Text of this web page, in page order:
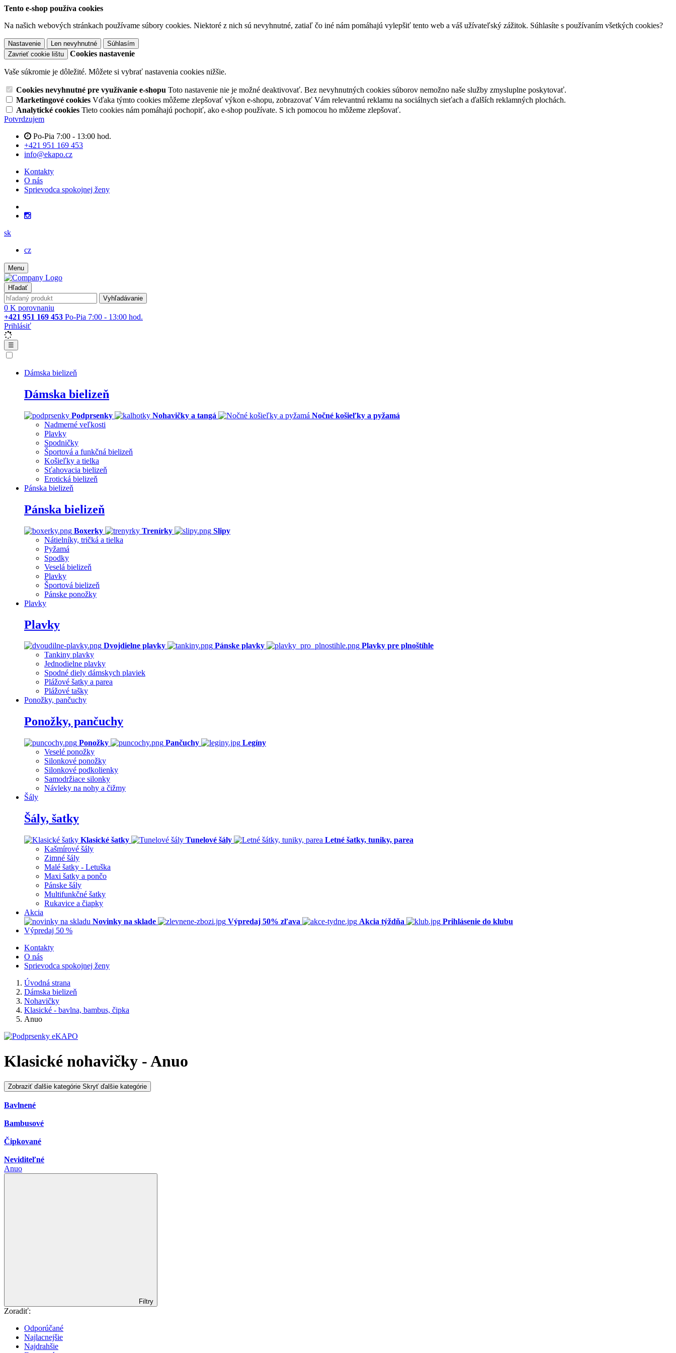
Tento e-shop používa cookies
Na našich webových stránkach používame súbory cookies. Niektoré z nich sú nevyhnutné, zatiaľ čo iné nám pomáhajú vylepšiť tento web a váš užívateľský zážitok. Súhlasíte s používaním všetkých cookies?
Nastavenie Len nevyhnutné
Súhlasím
Zavrieť cookie lištu
Cookies nastavenie
Vaše súkromie je dôležité. Môžete si vybrať nastavenia cookies nižšie.
Cookies nevyhnutné pre využívanie e-shopu Toto nastavenie nie je možné deaktivovať. Bez nevyhnutných cookies súborov nemožno naše služby zmysluplne poskytovať.
Marketingové cookies Vďaka týmto cookies môžeme zlepšovať výkon e-shopu, zobrazovať Vám relevantnú reklamu na sociálnych sieťach a ďalších reklamných plochách.
Analytické cookies Tieto cookies nám pomáhajú pochopiť, ako e-shop používate. S ich pomocou ho môžeme zlepšovať.
Potvrdzujem
Po-Pia 7:00 - 13:00 hod.
+421 951 169 453
info@ekapo.cz
Kontakty
O nás
Sprievodca spokojnej ženy
sk
cz
Menu
Hľadať
Vyhľadávanie
0 K porovnaniu
+421 951 169 453 Po-Pia 7:00 - 13:00 hod.
Prihlásiť
☰
Dámska bielizeň
Dámska bielizeň
Podprsenky Nohavičky a tangá
Nočné košieľky a pyžamá
Nadmerné veľkosti
Plavky
Spodničky
Športová a funkčná bielizeň
Košieľky a tielka
Sťahovacia bielizeň
Erotická bielizeň
Pánska bielizeň
Pánska bielizeň
Boxerky Trenírky
Slipy
Nátielníky, tričká a tielka
Pyžamá
Spodky
Veselá bielizeň
Plavky
Športová bielizeň
Pánske ponožky
Plavky
Plavky
Dvojdielne plavky Pánske plavky
Plavky pre plnoštíhle
Tankiny plavky
Jednodielne plavky
Spodné diely dámskych plaviek
Plážové šatky a parea
Plážové tašky
Ponožky, pančuchy
Ponožky, pančuchy
Ponožky Pančuchy
Legíny
Veselé ponožky
Silonkové ponožky
Silonkové podkolienky
Samodržiace silonky
Návleky na nohy a čižmy
Šály
Šály, šatky
Klasické šatky Tunelové šály
Letné šatky, tuniky, parea
Kašmírové šály
Zimné šály
Malé šatky - Letuška
Maxi šatky a pončo
Pánske šály
Multifunkčné šatky
Rukavice a čiapky
Akcia
Novinky na sklade
Výpredaj 50% zľava Akcia týždňa
Prihlásenie do klubu
Výpredaj 50 %
Kontakty
O nás
Sprievodca spokojnej ženy
Úvodná strana
Dámska bielizeň
Nohavičky
Klasické - bavlna, bambus, čipka
Anuo
Klasické nohavičky - Anuo
Zobraziť ďalšie kategórie Skryť ďalšie kategórie
Bavlnené
Bambusové
Čipkované
Neviditeľné
Anuo
Filtry
Zoradiť:
Odporúčané
Najlacnejšie
Najdrahšie